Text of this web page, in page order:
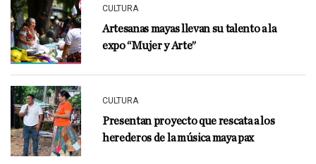
CULTURA
Artesanas mayas llevan su talento a la
expo “Mujer y Arte”
CULTURA
Presentan proyecto que rescata a los
herederos de la música maya pax